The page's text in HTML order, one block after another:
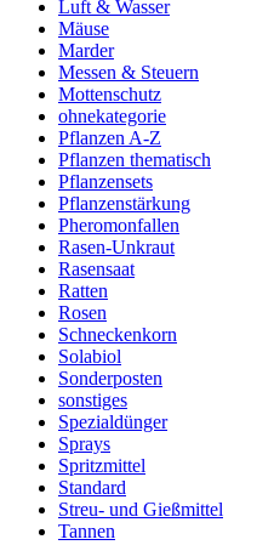
Luft & Wasser
Mäuse
Marder
Messen & Steuern
Mottenschutz
ohnekategorie
Pflanzen A-Z
Pflanzen thematisch
Pflanzensets
Pflanzenstärkung
Pheromonfallen
Rasen-Unkraut
Rasensaat
Ratten
Rosen
Schneckenkorn
Solabiol
Sonderposten
sonstiges
Spezialdünger
Sprays
Spritzmittel
Standard
Streu- und Gießmittel
Tannen